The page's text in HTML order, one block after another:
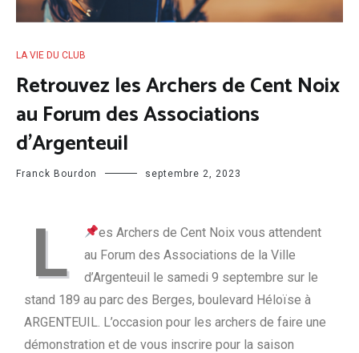
LA VIE DU CLUB
Retrouvez les Archers de Cent Noix
au Forum des Associations
d’Argenteuil
Franck Bourdon septembre 2, 2023
L
es Archers de Cent Noix vous attendent
au Forum des Associations de la Ville
d’Argenteuil le samedi 9 septembre sur le
stand 189 au parc des Berges, boulevard Héloïse à
ARGENTEUIL. L’occasion pour les archers de faire une
démonstration et de vous inscrire pour la saison